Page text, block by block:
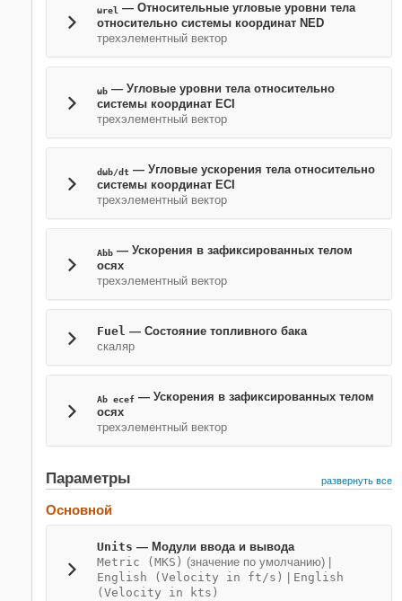
ωrel — Относительные угловые уровни тела
относительно системы координат NED
трехэлементный вектор
ωb — Угловые уровни тела относительно
системы координат ECI
трехэлементный вектор
dωb/dt — Угловые ускорения тела относительно
системы координат ECI
трехэлементный вектор
Abb — Ускорения в зафиксированных телом
осях
трехэлементный вектор
Fuel — Состояние топливного бака
скаляр
Ab ecef — Ускорения в зафиксированных телом
осях
трехэлементный вектор
Параметры развернуть все
Основной
Units — Модули ввода и вывода
Metric (MKS) (значение по умолчанию) |
English (Velocity in ft/s)
English
(Velocity in kts)